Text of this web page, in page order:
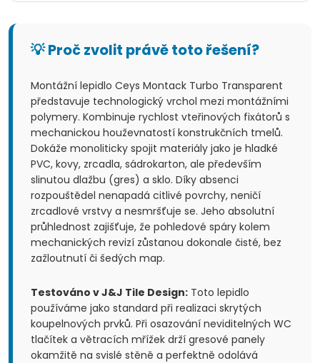
💡 Proč zvolit právě toto řešení?
Montážní lepidlo Ceys Montack Turbo Transparent
představuje technologický vrchol mezi montážními
polymery. Kombinuje rychlost vteřinových fixátorů s
mechanickou houževnatostí konstrukčních tmelů.
Dokáže monoliticky spojit materiály jako je hladké
PVC, kovy, zrcadla, sádrokarton, ale především
slinutou dlažbu (gres) a sklo. Díky absenci
rozpouštědel nenapadá citlivé povrchy, neničí
zrcadlové vrstvy a nesmršťuje se. Jeho absolutní
průhlednost zajišťuje, že pohledové spáry kolem
mechanických revizí zůstanou dokonale čisté, bez
zažloutnutí či šedých map.
Testováno v J&J Tile Design: Toto lepidlo
používáme jako standard při realizaci skrytých
koupelnových prvků. Při osazování neviditelných WC
tlačítek a větracích mřížek drží gresové panely
okamžitě na svislé stěně a perfektně odolává